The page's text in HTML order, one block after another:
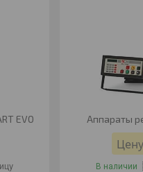
EVO Аппараты
В наличии